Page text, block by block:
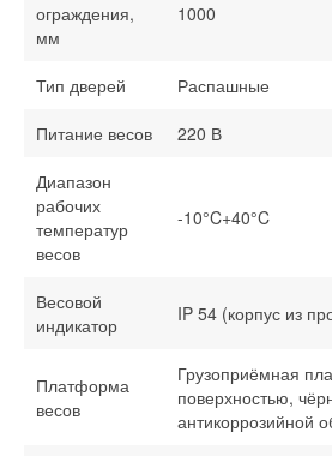
ограждения,
мм
1000
Тип дверей
Распашные
Питание весов
220 В
Диапазон
рабочих
температур
весов
-10°C+40°C
Весовой
индикатор
IP 54 (корпус из
Платформа
весов
Грузоприёмная
поверхностью,
антикоррозийной